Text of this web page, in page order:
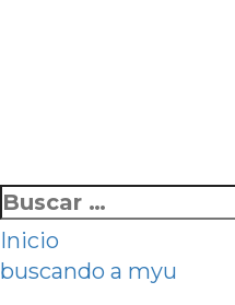
Ir
al
contenido
Buscar:
Inicio
buscando a myu